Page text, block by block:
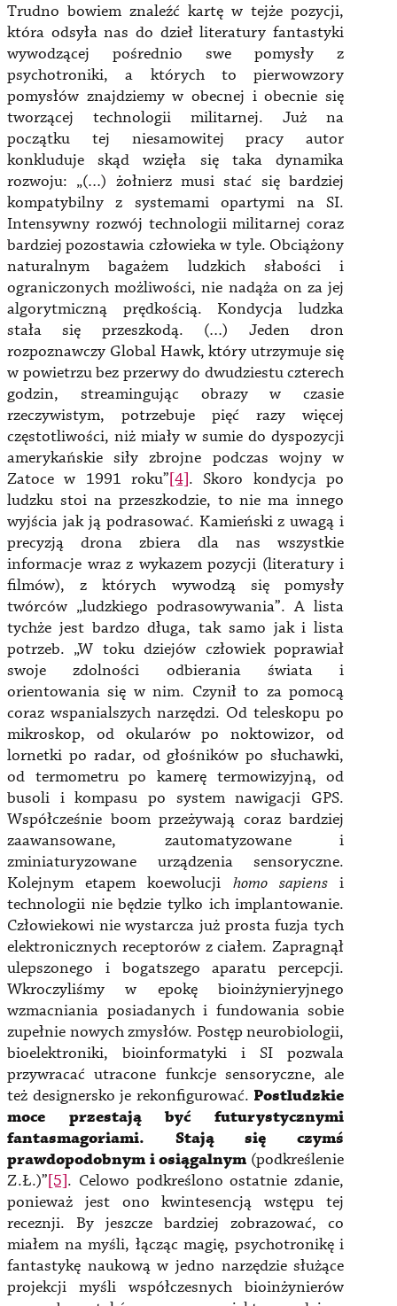
Trudno bowiem znaleźć kartę w tejże pozycji,
która odsyła nas do dzieł literatury fantastyki
wywodzącej pośrednio swe pomysły z
psychotroniki, a których to pierwowzory
pomysłów znajdziemy w obecnej i obecnie się
tworzącej technologii militarnej. Już na
początku tej niesamowitej pracy autor
konkluduje skąd wzięła się taka dynamika
rozwoju: „(…) żołnierz musi stać się bardziej
kompatybilny z systemami opartymi na SI.
Intensywny rozwój technologii militarnej coraz
bardziej pozostawia człowieka w tyle. Obciążony
naturalnym bagażem ludzkich słabości i
ograniczonych możliwości, nie nadąża on za jej
algorytmiczną prędkością. Kondycja ludzka
stała się przeszkodą. (…) Jeden dron
rozpoznawczy Global Hawk, który utrzymuje się
w powietrzu bez przerwy do dwudziestu czterech
godzin, streamingując obrazy w czasie
rzeczywistym, potrzebuje pięć razy więcej
częstotliwości, niż miały w sumie do dyspozycji
amerykańskie siły zbrojne podczas wojny w
Zatoce w 1991 roku”[4]. Skoro kondycja po
ludzku stoi na przeszkodzie, to nie ma innego
wyjścia jak ją podrasować. Kamieński z uwagą i
precyzją drona zbiera dla nas wszystkie
informacje wraz z wykazem pozycji (literatury i
filmów), z których wywodzą się pomysły
twórców „ludzkiego podrasowywania”. A lista
tychże jest bardzo długa, tak samo jak i lista
potrzeb. „W toku dziejów człowiek poprawiał
swoje zdolności odbierania świata i
orientowania się w nim. Czynił to za pomocą
coraz wspanialszych narzędzi. Od teleskopu po
mikroskop, od okularów po noktowizor, od
lornetki po radar, od głośników po słuchawki,
od termometru po kamerę termowizyjną, od
busoli i kompasu po system nawigacji GPS.
Współcześnie boom przeżywają coraz bardziej
zaawansowane, zautomatyzowane i
zminiaturyzowane urządzenia sensoryczne.
Kolejnym etapem koewolucji homo sapiensi
technologii nie będzie tylko ich implantowanie.
Człowiekowi nie wystarcza już prosta fuzja tych
elektronicznych receptorów z ciałem. Zapragnął
ulepszonego i bogatszego aparatu percepcji.
Wkroczyliśmy w epokę bioinżynieryjnego
wzmacniania posiadanych i fundowania sobie
zupełnie nowych zmysłów. Postęp neurobiologii,
bioelektroniki, bioinformatyki i SI pozwala
przywracać utracone funkcje sensoryczne, ale
też designersko je rekonfigurować. Postludzkie
moce przestają być futurystycznymi
fantasmagoriami. Stają się czymś
prawdopodobnym i osiągalnym (podkreślenie
Z.Ł.)”[5]. Celowo podkreślono ostatnie zdanie,
ponieważ jest ono kwintesencją wstępu tej
receznji. By jeszcze bardziej zobrazować, co
miałem na myśli, łącząc magię, psychotronikę i
fantastykę naukową w jedno narzędzie służące
projekcji myśli współczesnych bioinżynierów